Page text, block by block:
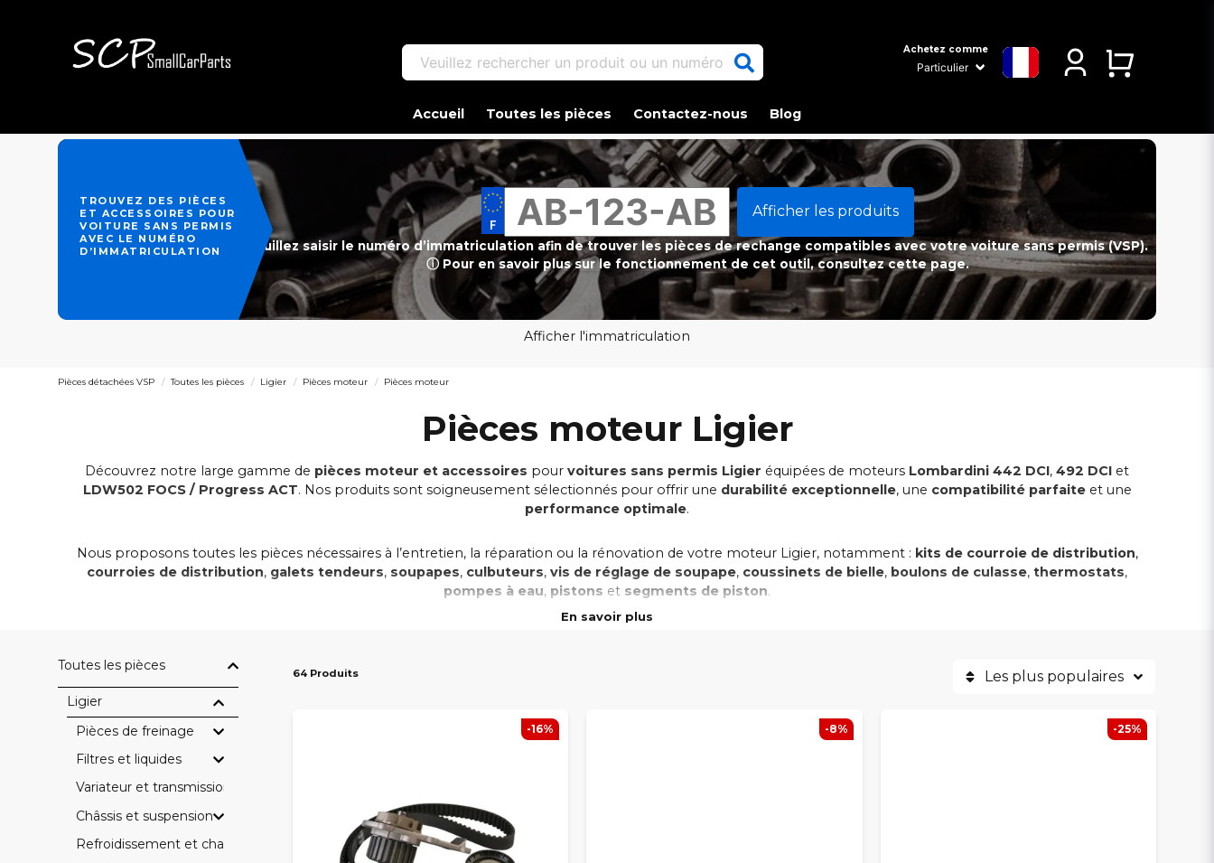
Veuillez rechercher un produit ou un numéro d'article. Achetez comme
Accueil Toutes les pièces Contactez-nous Blog
TROUVEZ DES PIÈCES
ET ACCESSOIRES POUR
VOITURE SANS PERMIS
AVEC LE NUMÉRO
D’IMMATRICULATION
Afficher les produits
Veuillez saisir le numéro d’immatriculation afin de trouver les pièces de rechange compatibles avec votre voiture sans permis (VSP).
ⓘ Pour en savoir plus sur le fonctionnement de cet outil, consultez cette page.
Afficher l'immatriculation
Pièces détachées VSP Toutes les pièces Ligier Pièces moteur Pièces moteur
Pièces moteur Ligier
Découvrez notre large gamme de pièces moteur et accessoires pour voitures sans permis Ligier équipées de moteurs Lombardini 442 DCI, 492 DCI et
LDW502 FOCS / Progress ACT. Nos produits sont soigneusement sélectionnés pour offrir une durabilité exceptionnelle, une compatibilité parfaiteet une
performance optimale.
Nous proposons toutes les pièces nécessaires à l’entretien, la réparation ou la rénovation de votre moteur Ligier, notamment : kits de courroie de distribution,
courroies de distribution, galets tendeurs, soupapes, culbuteurs, vis de réglage de soupape, coussinets de bielle, boulons de culasse, thermostats,
pompes à eau, pistons et segments de piston.
Compatibles avec les modèles
professionnelle
Commandez dès aujourd’hui vos
En savoir plus
Toutes les pièces
Ligier
Pièces de freinage
Filtres et liquides
Variateur et transmission
Châssis et suspension
Refroidissement et chauffage
64 Produits Les plus populaires
-16% -8% -25%